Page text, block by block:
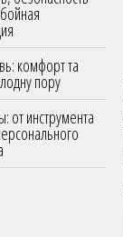
комфорт та
пору
от инструмента